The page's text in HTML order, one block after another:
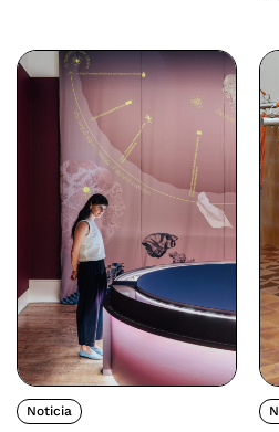
Noticia